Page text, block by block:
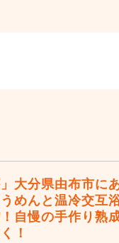
大分県由布市に
めんと温冷交互
自慢の手作り熟
！